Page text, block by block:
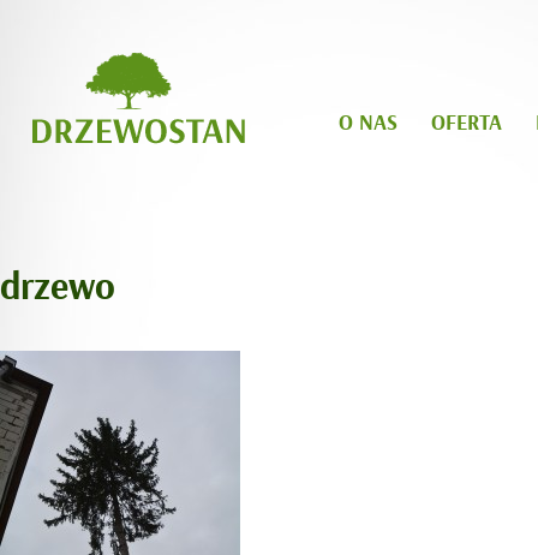
O NAS OFERTA
drzewo